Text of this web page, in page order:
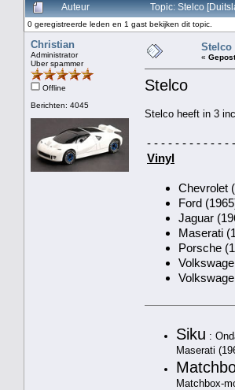
Auteur
Topic: Stelco
0 geregistreerde leden en 1 gast bekijken dit topic.
Christian
Administrator
Uber spammer
Offline
Berichten: 4045
Stelco
«
Stelco
Stelco heeft in 3
- - - - - - - - - - - -
Vinyl
Chevrolet
Ford
Jaguar
Maserati
Porsche
Siku :
Maserati
Matchbox-